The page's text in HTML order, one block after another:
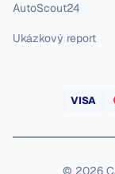
AutoScout24
Ukázkový report
VISA
© 2026